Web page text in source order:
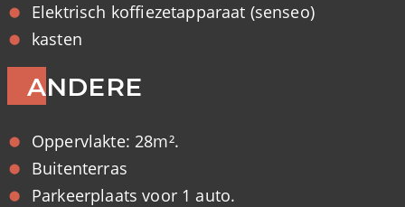
Elektrisch koffiezetapparaat (senseo)
kasten
ANDERE
Oppervlakte: 28m².
Buitenterras
Parkeerplaats voor 1 auto.